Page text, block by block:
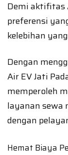
Demi aktifitas
preferensi
kelebihan
Dengan
Air EV Jati
memperoleh
layanan
dengan
Hemat Biaya